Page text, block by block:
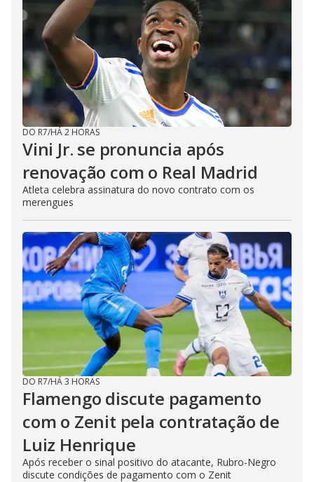
DO R7/HÁ 2 HORAS
Vini Jr. se pronuncia após
renovação com o Real Madrid
Atleta celebra assinatura do novo contrato com os
merengues
DO R7/HÁ 3 HORAS
Flamengo discute pagamento
com o Zenit pela contratação de
Luiz Henrique
Após receber o sinal positivo do atacante, Rubro-Negro
discute condições de pagamento com o Zenit